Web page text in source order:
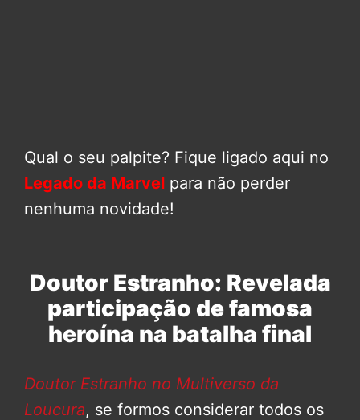
Qual o seu palpite? Fique ligado aqui no
Legado da Marvel para não perder
nenhuma novidade!
Doutor Estranho: Revelada
participação de famosa
heroína na batalha final
Doutor Estranho no Multiverso da
Loucura, se formos considerar todos os